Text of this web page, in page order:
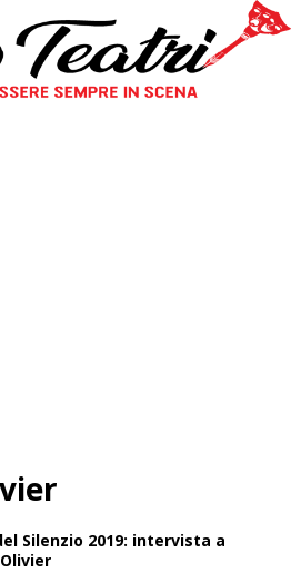
Silenzio 2019: intervista a